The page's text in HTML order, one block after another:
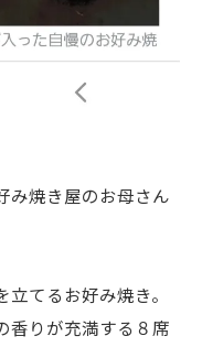
み焼き屋のお母さん
てるお好み焼き。
香りが充満する８席